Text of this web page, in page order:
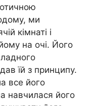
ми
кімнаті і
на очі. Його
їй з принципу.
все його
навчилася його